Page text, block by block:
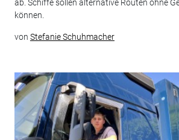
ab. Schiffe sollen alternative Routen ohne
können.
von Stefanie Schuhmacher